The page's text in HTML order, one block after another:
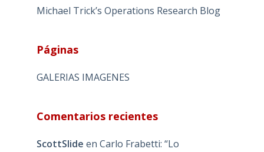
Michael Trick’s Operations Research Blog
Páginas
GALERIAS IMAGENES
Comentarios recientes
ScottSlide en Carlo Frabetti: “Lo